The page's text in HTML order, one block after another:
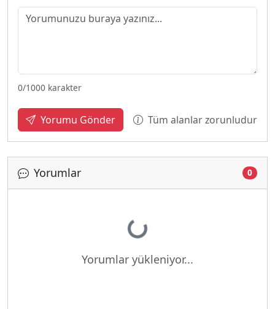
0/1000 karakter
Yorumu Gönder Tüm alanlar zorunludur
Yorumlar 0
Yükleniyor...
Yorumlar yükleniyor...